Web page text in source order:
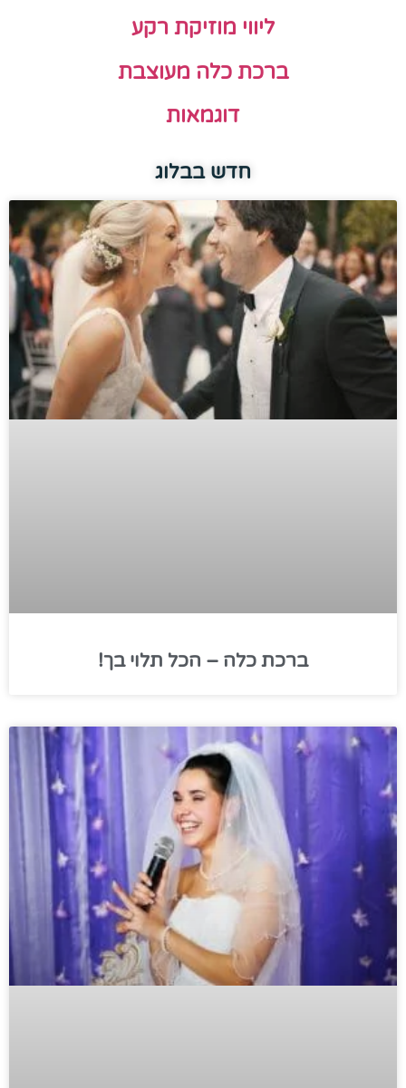
ליווי מוזיקת רקע
ברכת כלה מעוצבת
דוגמאות
חדש בבלוג
ברכת כלה – הכל תלוי בך!